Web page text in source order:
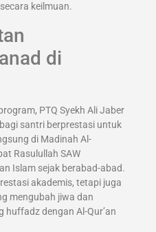
keilmuan.
di
PTQ Syekh Ali Jaber
santri berprestasi untuk
di Madinah Al-
Rasulullah SAW
Islam sejak berabad-abad.
akademis, tetapi juga
mengubah jiwa dan
huffadz dengan Al-Qur’an